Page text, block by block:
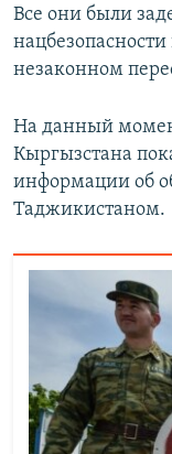
Все они были
незаконном
На данный
Кыргызстана
информации об
Таджикистаном.